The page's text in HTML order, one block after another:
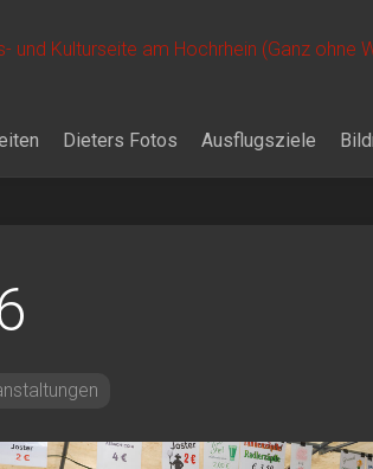
und Kulturseite am Hochrhein (Ganz ohne
Dieters Fotos Ausflugsziele